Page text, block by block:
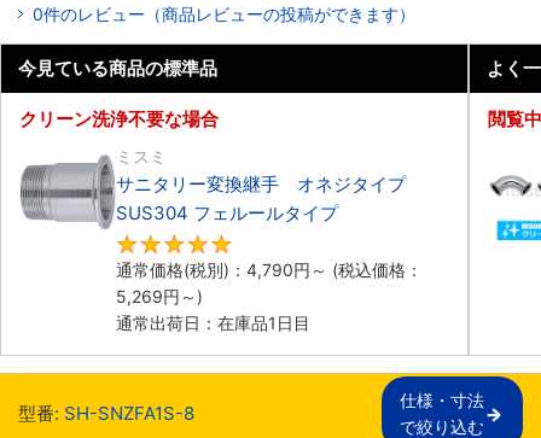
0件のレビュー（商品レビューの投稿ができます）
今見ている商品の標準品
クリーン洗浄不要な場合
ミスミ
サニタリー変換継手 オネジタイプ
SUS304 フェルールタイプ
通常価格(税別)： 4,790円 ～ (税込価格：
5,269円 ～)
通常出荷日：在庫品1日目
よく
閲覧
型番: SH-SNZFA1S-8
仕様・寸法
で絞り込む